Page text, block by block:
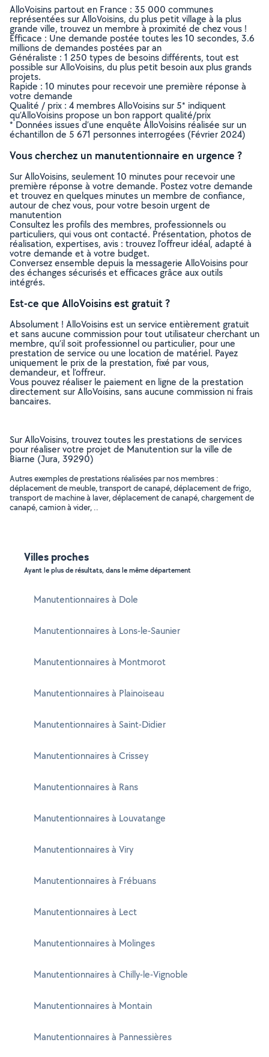
AlloVoisins partout en France : 35 000 communes
représentées sur AlloVoisins, du plus petit village à la plus
grande ville, trouvez un membre à proximité de chez vous !
Efficace : Une demande postée toutes les 10 secondes, 3.6
millions de demandes postées par an
Généraliste : 1 250 types de besoins différents, tout est
possible sur AlloVoisins, du plus petit besoin aux plus grands
projets.
Rapide : 10 minutes pour recevoir une première réponse à
votre demande
Qualité / prix : 4 membres AlloVoisins sur 5* indiquent
qu’AlloVoisins propose un bon rapport qualité/prix
* Données issues d’une enquête AlloVoisins réalisée sur un
échantillon de 5 671 personnes interrogées (Février 2024)
Vous cherchez un manutentionnaire en urgence ?
Sur AlloVoisins, seulement 10 minutes pour recevoir une
première réponse à votre demande. Postez votre demande
et trouvez en quelques minutes un membre de confiance,
autour de chez vous, pour votre besoin urgent de
manutention
Consultez les profils des membres, professionnels ou
particuliers, qui vous ont contacté. Présentation, photos de
réalisation, expertises, avis : trouvez l'offreur idéal, adapté à
votre demande et à votre budget.
Conversez ensemble depuis la messagerie AlloVoisins pour
des échanges sécurisés et efficaces grâce aux outils
intégrés.
Est-ce que AlloVoisins est gratuit ?
Absolument ! AlloVoisins est un service entièrement gratuit
et sans aucune commission pour tout utilisateur cherchant un
membre, qu’il soit professionnel ou particulier, pour une
prestation de service ou une location de matériel. Payez
uniquement le prix de la prestation, fixé par vous,
demandeur, et l’offreur.
Vous pouvez réaliser le paiement en ligne de la prestation
directement sur AlloVoisins, sans aucune commission ni frais
bancaires.
Sur AlloVoisins, trouvez toutes les prestations de services
pour réaliser votre projet de Manutention sur la ville de
Biarne (Jura, 39290)
Autres exemples de prestations réalisées par nos membres :
déplacement de meuble, transport de canapé, déplacement de frigo,
transport de machine à laver, déplacement de canapé, chargement de
canapé, camion à vider, ..
Villes proches
Ayant le plus de résultats, dans le même département
Manutentionnaires à Dole
Manutentionnaires à Lons-le-Saunier
Manutentionnaires à Montmorot
Manutentionnaires à Plainoiseau
Manutentionnaires à Saint-Didier
Manutentionnaires à Crissey
Manutentionnaires à Rans
Manutentionnaires à Louvatange
Manutentionnaires à Viry
Manutentionnaires à Frébuans
Manutentionnaires à Lect
Manutentionnaires à Molinges
Manutentionnaires à Chilly-le-Vignoble
Manutentionnaires à Montain
Manutentionnaires à Pannessières